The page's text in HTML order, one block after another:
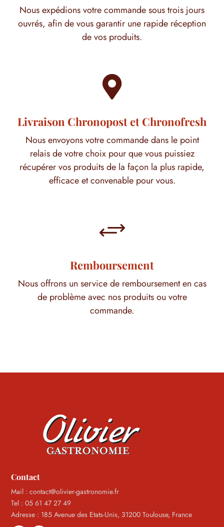
Nous expédions votre commande sous trois jours
ouvrés, afin de vous garantir une rapide réception
de vos produits.

Livraison Chronopost et Chronofresh
Nous envoyons votre commande dans le point
relais de votre choix pour que vous puissiez
récupérer vos produits de la façon la plus rapide,
efficace et convenable pour vous.
+
Remboursement
Nous offrons un service de remboursement en cas
de problème avec nos produits ou votre
commande.
Contact
Mail : contact@olivier-gastronomie.fr
Tel : 05 61 47 27 49
Adresse : 185 Avenue des Etats-Unis, 31200 Toulouse, France